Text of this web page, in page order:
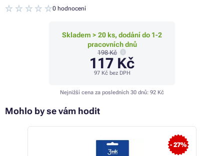
0 hodnocení
Skladem > 20 ks, dodání do 1-2
pracovních dnů
198 Kč
117 Kč
97 Kčbez DPH
Nejnižší cena za posledních 30 dnů: 92 Kč
Mohlo by se vám hodit
- 27%